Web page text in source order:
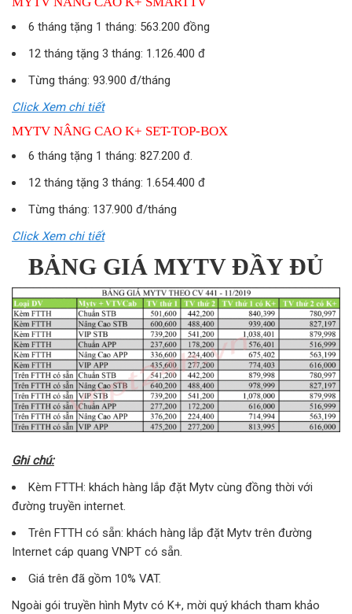
6 tháng tặng 1 tháng: 563.200 đồng
12 tháng tặng 3 tháng: 1.126.400 đ
Từng tháng: 93.900 đ/tháng
Click Xem chi tiết
MYTV NÂNG CAO K+ SET-TOP-BOX
6 tháng tặng 1 tháng: 827.200 đ.
12 tháng tặng 3 tháng: 1.654.400 đ
Từng tháng: 137.900 đ/tháng
Click Xem chi tiết
BẢNG GIÁ MYTV ĐẦY ĐỦ
Ghi chú:
Kèm FTTH: khách hàng lắp đặt Mytv cùng đồng thời với
đường truyền internet.
Trên FTTH có sẵn: khách hàng lắp đặt Mytv trên đường
Internet cáp quang VNPT có sẵn.
Giá trên đã gồm 10% VAT.
Ngoài gói truyền hình Mytv có K+, mời quý khách tham khảo